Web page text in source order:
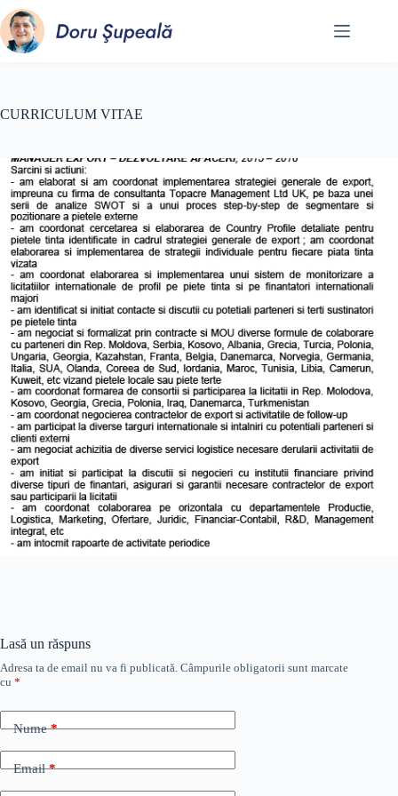
Sari
la
conținut
CURRICULUM VITAE
Lasă un răspuns
Adresa ta de email nu va fi publicată. Câmpurile obligatorii sunt marcate
cu *
Nume*
Email*